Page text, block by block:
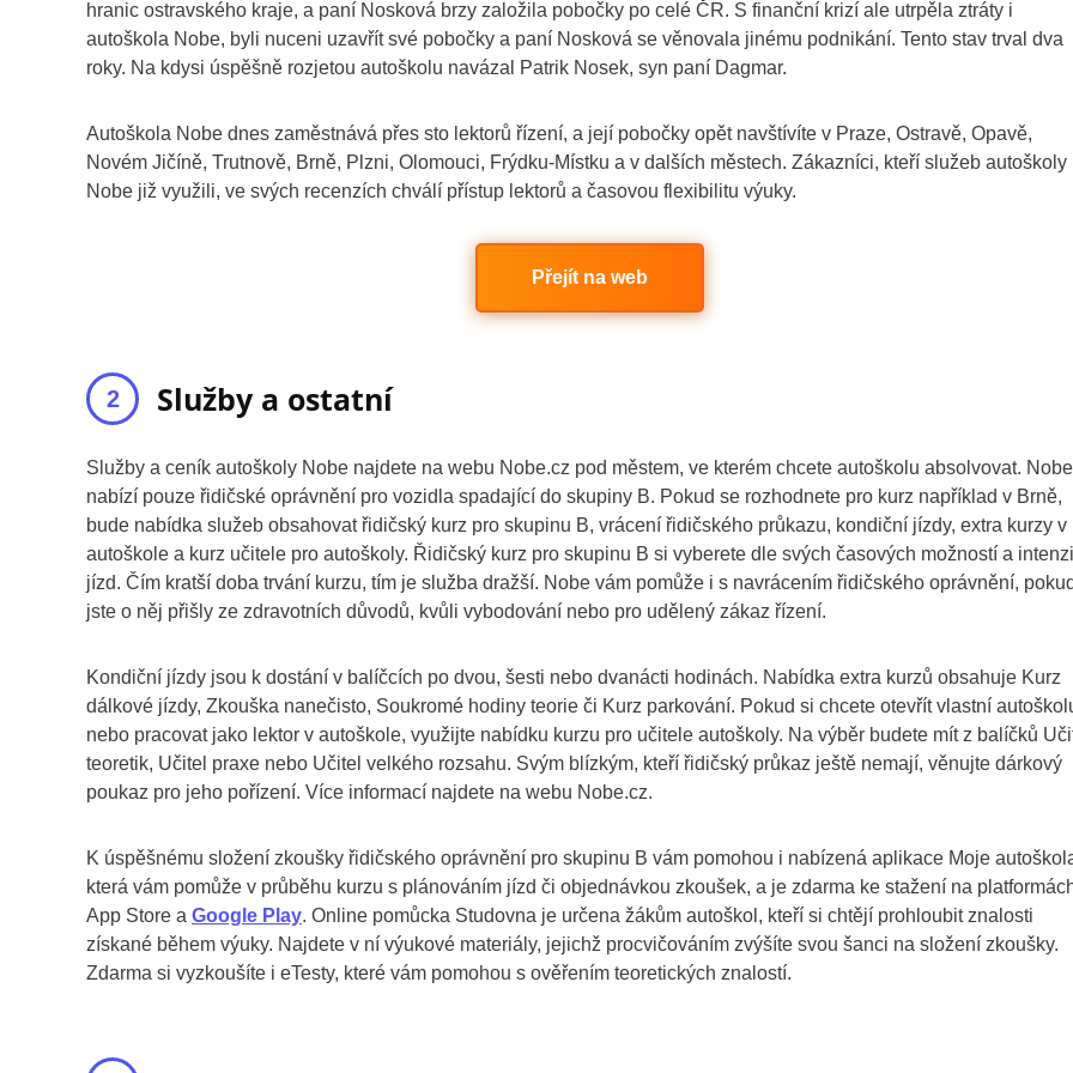
hranic ostravského kraje, a paní Nosková brzy založila pobočky po celé ČR. S finanční krizí ale utrpěla ztráty i
autoškola Nobe, byli nuceni uzavřít své pobočky a paní Nosková se věnovala jinému podnikání. Tento stav trval dva
roky. Na kdysi úspěšně rozjetou autoškolu navázal Patrik Nosek, syn paní Dagmar.
Autoškola Nobe dnes zaměstnává přes sto lektorů řízení, a její pobočky opět navštívíte v Praze, Ostravě, Opavě,
Novém Jičíně, Trutnově, Brně, Plzni, Olomouci, Frýdku-Místku a v dalších městech. Zákazníci, kteří služeb autoškoly
Nobe již využili, ve svých recenzích chválí přístup lektorů a časovou flexibilitu výuky.
Přejít na web
Služby a ostatní
Služby a ceník autoškoly Nobe najdete na webu Nobe.cz pod městem, ve kterém chcete autoškolu absolvovat. Nobe
nabízí pouze řidičské oprávnění pro vozidla spadající do skupiny B. Pokud se rozhodnete pro kurz například v Brně,
bude nabídka služeb obsahovat řidičský kurz pro skupinu B, vrácení řidičského průkazu, kondiční jízdy, extra kurzy v
autoškole a kurz učitele pro autoškoly. Řidičský kurz pro skupinu B si vyberete dle svých časových možností a
jízd. Čím kratší doba trvání kurzu, tím je služba dražší. Nobe vám pomůže i s navrácením řidičského oprávnění, pokud
jste o něj přišly ze zdravotních důvodů, kvůli vybodování nebo pro udělený zákaz řízení.
Kondiční jízdy jsou k dostání v balíčcích po dvou, šesti nebo dvanácti hodinách. Nabídka extra kurzů obsahuje Kurz
dálkové jízdy, Zkouška nanečisto, Soukromé hodiny teorie či Kurz parkování. Pokud si chcete otevřít vlastní
nebo pracovat jako lektor v autoškole, využijte nabídku kurzu pro učitele autoškoly. Na výběr budete mít z balíčků
teoretik, Učitel praxe nebo Učitel velkého rozsahu. Svým blízkým, kteří řidičský průkaz ještě nemají, věnujte dárkový
poukaz pro jeho pořízení. Více informací najdete na webu Nobe.cz.
K úspěšnému složení zkoušky řidičského oprávnění pro skupinu B vám pomohou i nabízená aplikace Moje
která vám pomůže v průběhu kurzu s plánováním jízd či objednávkou zkoušek, a je zdarma ke stažení na
App Store a Google Play. Online pomůcka Studovna je určena žákům autoškol, kteří si chtějí prohloubit znalosti
získané během výuky. Najdete v ní výukové materiály, jejichž procvičováním zvýšíte svou šanci na složení zkoušky.
Zdarma si vyzkoušíte i eTesty, které vám pomohou s ověřením teoretických znalostí.